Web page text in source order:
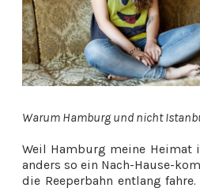
Warum Hamburg und nicht
Weil Hamburg meine Heimat
anders so ein Nach-Hause-
die Reeperbahn entlang